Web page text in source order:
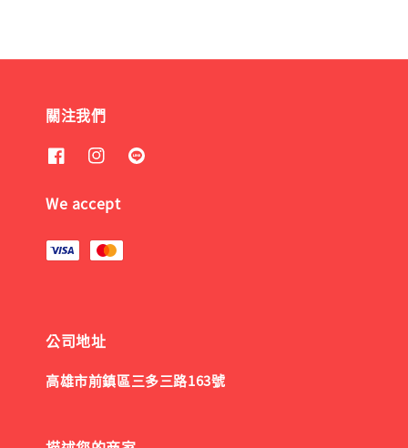
關注我們
We accept
公司地址
高雄市前鎮區三多三路163號